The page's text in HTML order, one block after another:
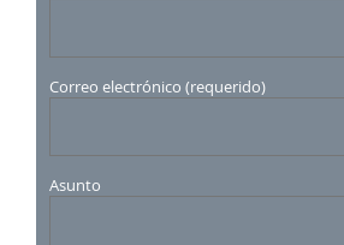
Correo electrónico (requerido)
Asunto